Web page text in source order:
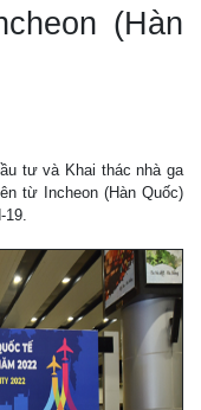
(Hàn
tư và Khai thác nhà ga
từ Incheon (Hàn Quốc)
19.